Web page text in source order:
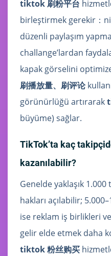
tiktok 刷粉平台
birleştirmek gerekir：
düzenli paylaşım
challange’lardan
kapak görselini
刷播放量、刷评论
görünürlüğü artırarak
büyüme) sağlar.
TikTok’ta kaç
kazanılabilir?
Genelde yaklaşık 1.000
hakları açılabilir;
ise reklam iş birlikleri
gelir elde etmek daha
tiktok 粉丝购买